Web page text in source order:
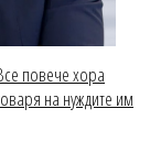
повече хора
на нуждите им